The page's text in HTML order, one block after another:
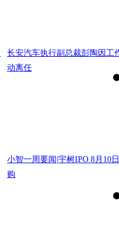
长安汽车执行副总裁彭陶因工
动离任
小智一周要闻|宇树IPO 8月10
购